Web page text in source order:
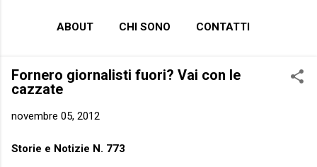
ABOUT CHI SONO CONTATTI
Fornero giornalisti fuori? Vai con le
cazzate
novembre 05, 2012
Storie e Notizie N. 773